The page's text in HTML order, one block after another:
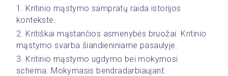
1. Kritinio mąstymo sampratų raida istorijos
kontekste.
2. Kritiškai mąstančios asmenybės bruožai. Kritinio
mąstymo svarba šiandieniniame pasaulyje.
3. Kritinio mąstymo ugdymo bei mokymosi
schema. Mokymasis bendradarbiaujant.